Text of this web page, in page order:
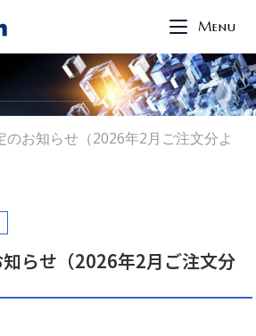
Menu
のお知らせ（2026年2月ご注文分よ
らせ（2026年2月ご注文分